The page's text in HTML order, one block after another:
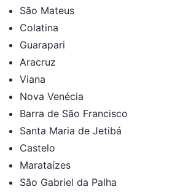
São Mateus
Colatina
Guarapari
Aracruz
Viana
Nova Venécia
Barra de São Francisco
Santa Maria de Jetibá
Castelo
Marataízes
São Gabriel da Palha